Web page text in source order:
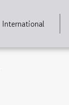
International